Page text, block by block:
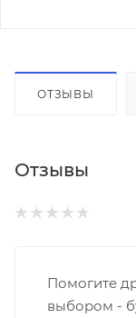
ОТЗЫВЫ
Отзывы
Помогите
выбором -